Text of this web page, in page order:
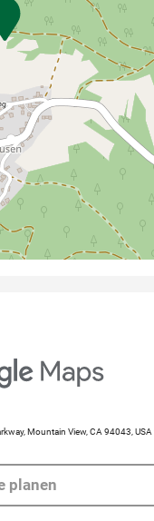
Mountain View, CA 94043,
planen